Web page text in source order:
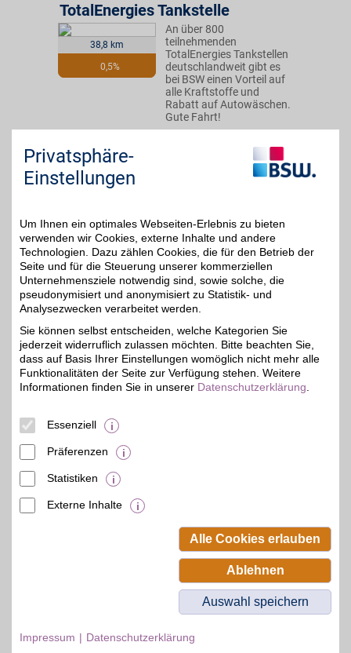
38,8 km
0,5%
TotalEnergies Tankstelle
An über 800
teilnehmenden
TotalEnergies Tankstellen
deutschlandweit gibt es
bei BSW einen Vorteil auf
alle Kraftstoffe und
Rabatt auf Autowäschen.
Gute Fahrt!
Kaiserslautern
Auf Karte anzeigen
42,3 km
0,5%
TotalEnergies Tankstelle
An über 800
teilnehmenden
TotalEnergies Tankstellen
deutschlandweit gibt es
bei BSW einen Vorteil auf
alle Kraftstoffe und
Rabatt auf Autowäschen.
Gute Fahrt!
Darmstädter Str. 143,
Beamten-Selbsthilfewerk GmbH.
Privatsphäre-
Einstellungen
Um Ihnen ein optimales Webseiten-Erlebnis zu bieten
verwenden wir Cookies, externe Inhalte und andere
Technologien. Dazu zählen Cookies, die für den Betrieb der
Seite und für die Steuerung unserer kommerziellen
Unternehmensziele notwendig sind, sowie solche, die
pseudonymisiert und anonymisiert zu Statistik- und
Analysezwecken verarbeitet werden.
Sie können selbst entscheiden, welche Kategorien Sie
jederzeit widerruflich zulassen möchten. Bitte beachten Sie,
dass auf Basis Ihrer Einstellungen womöglich nicht mehr alle
Funktionalitäten der Seite zur Verfügung stehen. Weitere
Informationen finden Sie in unserer Datenschutzerklärung
Essenziell
Präferenzen
Statistiken
Externe Inhalte
Alle Cookies erlauben
Ablehnen
Auswahl speichern
Impressum Datenschutzerklärung